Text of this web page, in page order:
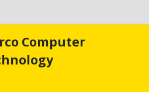
Computer
Marco Computer